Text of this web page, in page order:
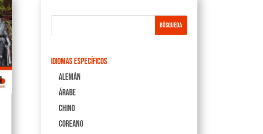
Idiomas Específicos
Alemán
Árabe
Chino
Coreano